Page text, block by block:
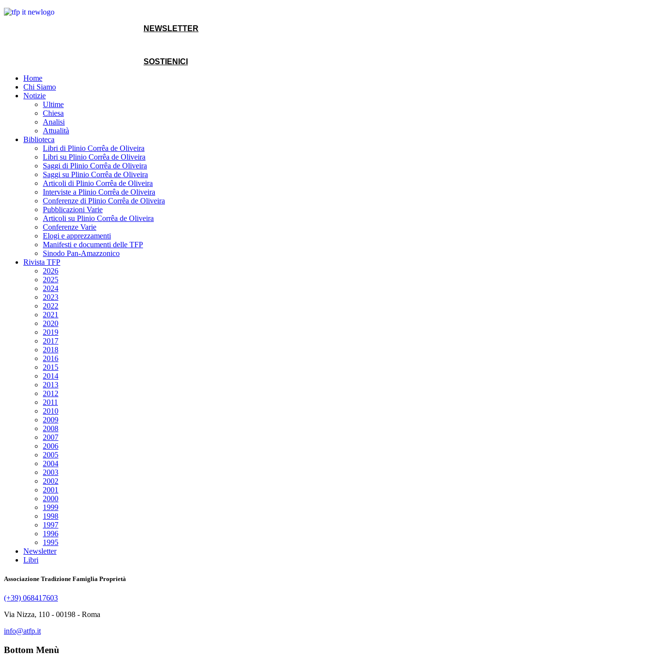
NEWSLETTER
SOSTIENICI
Home
Chi Siamo
Notizie
Ultime
Chiesa
Analisi
Attualità
Biblioteca
Libri di Plinio Corrêa de Oliveira
Libri su Plinio Corrêa de Oliveira
Saggi di Plinio Corrêa de Oliveira
Saggi su Plinio Corrêa de Oliveira
Articoli di Plinio Corrêa de Oliveira
Interviste a Plinio Corrêa de Oliveira
Conferenze di Plinio Corrêa de Oliveira
Pubblicazioni Varie
Articoli su Plinio Corrêa de Oliveira
Conferenze Varie
Elogi e apprezzamenti
Manifesti e documenti delle TFP
Sinodo Pan-Amazzonico
Rivista TFP
2026
2025
2024
2023
2022
2021
2020
2019
2017
2018
2016
2015
2014
2013
2012
2011
2010
2009
2008
2007
2006
2005
2004
2003
2002
2001
2000
1999
1998
1997
1996
1995
Newsletter
Libri
Associazione Tradizione Famiglia Proprietà
(+39) 068417603
Via Nizza, 110 - 00198 - Roma
info@atfp.it
Bottom Menù